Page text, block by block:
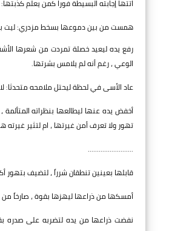
اتتها إجابته البسيطة فورا كمن يعلم
همست من بين دموعها بسخط مزدري: ليت
رفع يده ليعيد خصلة تمردت من شعرها
الوعي ، رغم أنه لم يلامس بشرتها.
عاد الأسى في لحظة ليحتل ملامحه متحدثا:
أخفض يده عنها ليطالعها بنظراته
تهور ولا تعرف أمن غيرتها ، ام لتثير
.........................
قابلها بعينين تنطقان شرراً ، لتضيف بتهور
أمسكها من ذراعها ليهزها بقوة ، صارخاً من
نفضت ذراعها من يده لتضربه على صدره